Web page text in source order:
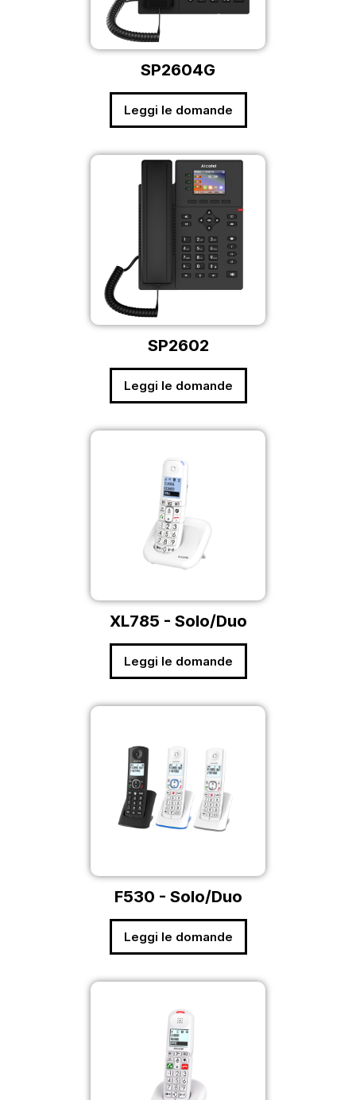
SP2604G
Leggi le domande
SP2602
Leggi le domande
XL785 - Solo/Duo
Leggi le domande
F530 - Solo/Duo
Leggi le domande